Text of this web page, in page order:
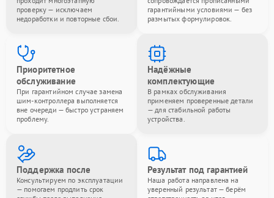
проверку — исключаем
недоработки и повторные сбои.
гарантийными условиями — без
размытых формулировок.
Приоритетное
обслуживание
При гарантийном случае замена
шим-контроллера выполняется
вне очереди — быстро устраняем
проблему.
Надёжные
комплектующие
В рамках обслуживания
применяем проверенные детали
— для стабильной работы
устройства.
Поддержка после
Консультируем по эксплуатации
— помогаем продлить срок
Результат под гарантией
Наша работа направлена на
уверенный результат — берём